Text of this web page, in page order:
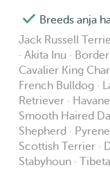
Breeds anja
Jack Russell
· Akita Inu ·
Cavalier King
French Bulldog ·
Retriever ·
Smooth Haired
Shepherd ·
Scottish Terrier ·
Stabyhoun ·